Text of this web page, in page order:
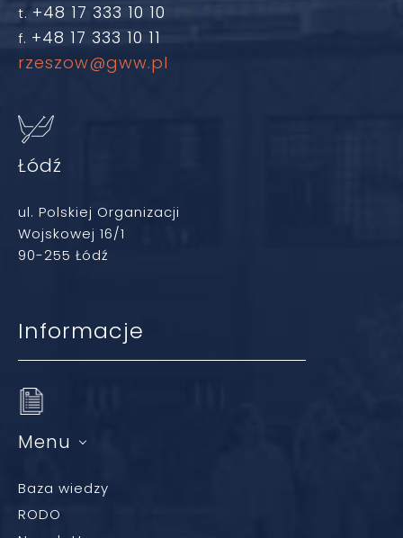
t. +48 17 333 10 10
f. +48 17 333 10 11
rzeszow@gww.pl
Łódź
ul. Polskiej Organizacji
Wojskowej 16/1
90-255 Łódź
Informacje
Menu
Baza wiedzy
RODO